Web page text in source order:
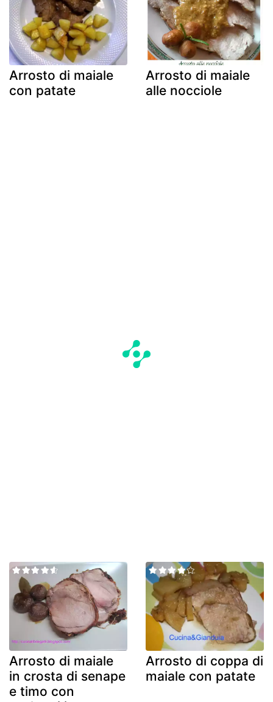
Arrosto di maiale
con patate
Arrosto di maiale
alle nocciole
Arrosto di maiale
in crosta di senape
e timo con
Arrosto di coppa di
maiale con patate